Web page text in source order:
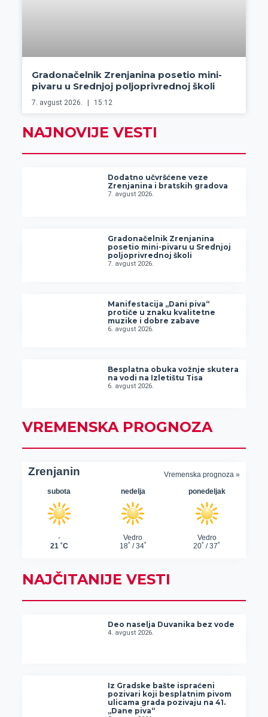
Gradonačelnik Zrenjanina posetio mini-
pivaru u Srednjoj poljoprivrednoj školi
7. avgust 2026. 15:12
NAJNOVIJE VESTI
Dodatno učvršćene veze
Zrenjanina i bratskih gradova
7. avgust 2026.
Gradonačelnik Zrenjanina
posetio mini-pivaru u Srednjoj
poljoprivrednoj školi
7. avgust 2026.
Manifestacija „Dani piva“
protiče u znaku kvalitetne
muzike i dobre zabave
6. avgust 2026.
Besplatna obuka vožnje skutera
na vodi na Izletištu Tisa
6. avgust 2026.
VREMENSKA PROGNOZA
NAJČITANIJE VESTI
Deo naselja Duvanika bez vode
4. avgust 2026.
Iz Gradske bašte ispraćeni
pozivari koji besplatnim pivom
ulicama grada pozivaju na 41.
„Dane piva“